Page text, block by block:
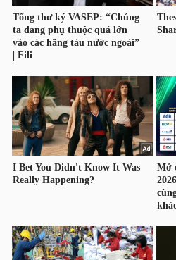
KINH
TẾ
THẾ
GIỚI